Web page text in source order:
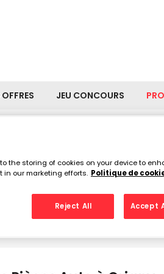
JEU CONCOURS
Pièces Auto à
the storing of cookies on your device to
our marketing efforts. Politique de
Reject All Accept